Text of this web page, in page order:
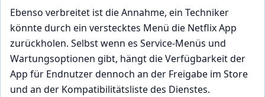
Ebenso verbreitet ist die Annahme, ein Techniker
könnte durch ein verstecktes Menü die Netflix App
zurückholen. Selbst wenn es Service-Menüs und
Wartungsoptionen gibt, hängt die Verfügbarkeit der
App für Endnutzer dennoch an der Freigabe im Store
und an der Kompatibilitätsliste des Dienstes.